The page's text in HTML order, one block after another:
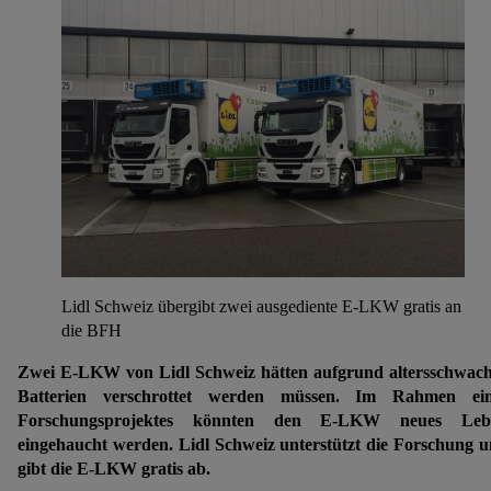
Lidl Schweiz übergibt zwei ausgediente E-LKW gratis an
die BFH
Zwei E-LKW von Lidl Schweiz hätten aufgrund
Batterien verschrottet werden müssen. Im Rahmen
Forschungsprojektes könnten den E-LKW neues
eingehaucht werden. Lidl Schweiz unterstützt die Forschung
gibt die E-LKW gratis ab.